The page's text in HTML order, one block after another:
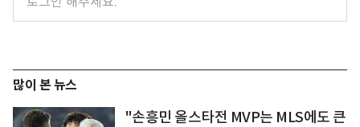
많이 본 뉴스
"손흥민 올스타전 MVP는 MLS에도 큰